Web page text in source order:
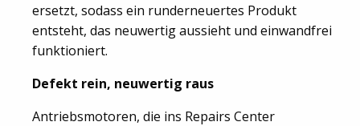
ersetzt, sodass ein runderneuertes Produkt
entsteht, das neuwertig aussieht und einwandfrei
funktioniert.
Defekt rein, neuwertig raus
Antriebsmotoren, die ins Repairs Center